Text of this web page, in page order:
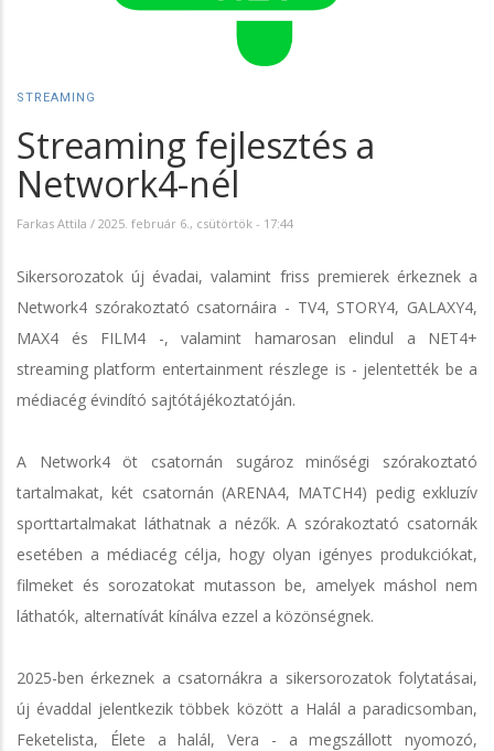
STREAMING
Streaming fejlesztés a
Network4-nél
Farkas Attila / 2025. február 6., csütörtök - 17:44
Sikersorozatok új évadai, valamint friss premierek érkeznek a
Network4 szórakoztató csatornáira - TV4, STORY4, GALAXY4,
MAX4 és FILM4 -, valamint hamarosan elindul a NET4+
streaming platform entertainment részlege is - jelentették be a
médiacég évindító sajtótájékoztatóján.
A Network4 öt csatornán sugároz minőségi szórakoztató
tartalmakat, két csatornán (ARENA4, MATCH4) pedig exkluzív
sporttartalmakat láthatnak a nézők. A szórakoztató csatornák
esetében a médiacég célja, hogy olyan igényes produkciókat,
filmeket és sorozatokat mutasson be, amelyek máshol nem
láthatók, alternatívát kínálva ezzel a közönségnek.
2025-ben érkeznek a csatornákra a sikersorozatok folytatásai,
új évaddal jelentkezik többek között a Halál a paradicsomban,
Feketelista, Élete a halál, Vera - a megszállott nyomozó,